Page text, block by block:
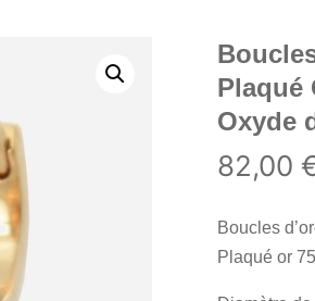
Plaqué
Oxyde
82,00
Boucles
Plaqué or